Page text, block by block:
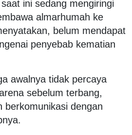
ini sedang mengiringi
almarhumah ke
belum mendapat
penyebab kematian
awalnya tidak percaya
sebelum terbang,
berkomunikasi dengan